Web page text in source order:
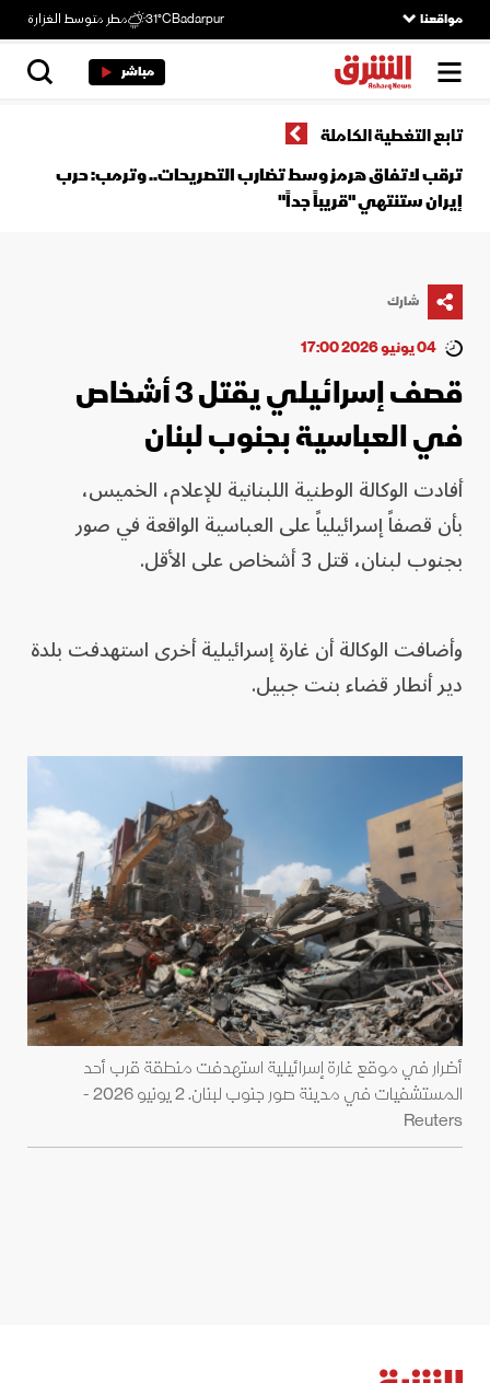
مواقعنا Badarpur
31°C مطر متوسط الغزارة
مباشر
تابع التغطية الكاملة
ترقب لاتفاق هرمز وسط تضارب التصريحات.. وترمب: حرب
إيران ستنتهي "قريباً جداً"
شارك
04 يونيو 2026 17:00
قصف إسرائيلي يقتل 3 أشخاص
في العباسية بجنوب لبنان
أفادت الوكالة الوطنية اللبنانية للإعلام، الخميس،
بأن قصفاً إسرائيلياً على العباسية الواقعة في صور
بجنوب لبنان، قتل 3 أشخاص على الأقل.
وأضافت الوكالة أن غارة إسرائيلية أخرى استهدفت بلدة
دير أنطار قضاء بنت جبيل.
أضرار في موقع غارة إسرائيلية استهدفت منطقة قرب أحد
المستشفيات في مدينة صور جنوب لبنان. 2 يونيو 2026 -
Reuters